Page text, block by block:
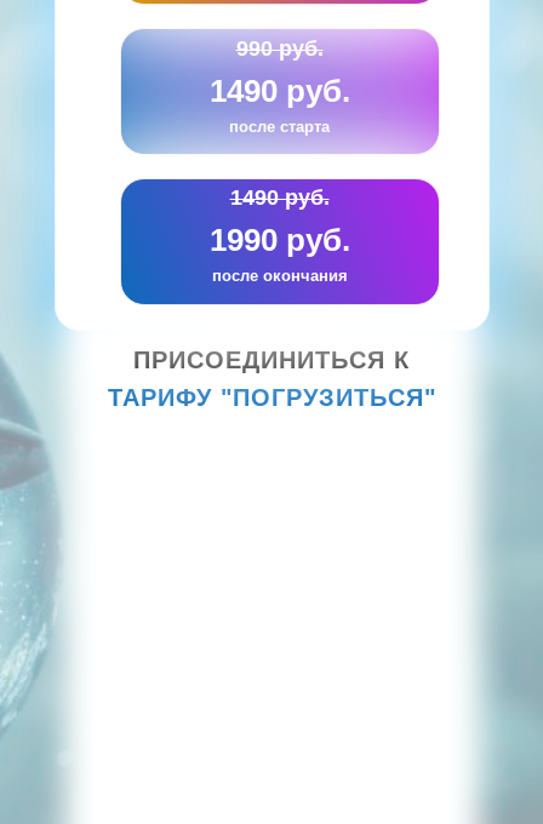
ПРИСОЕДИНИТЬСЯ К
ТАРИФУ "ПОГРУЗИТЬСЯ"
1490 руб.
после старта
990 руб.
1990 руб.
после окончания
1490 руб.